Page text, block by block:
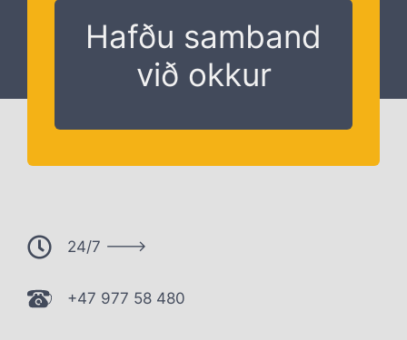
Hafðu samband
við okkur
24/7 --->
+47 977 58 480